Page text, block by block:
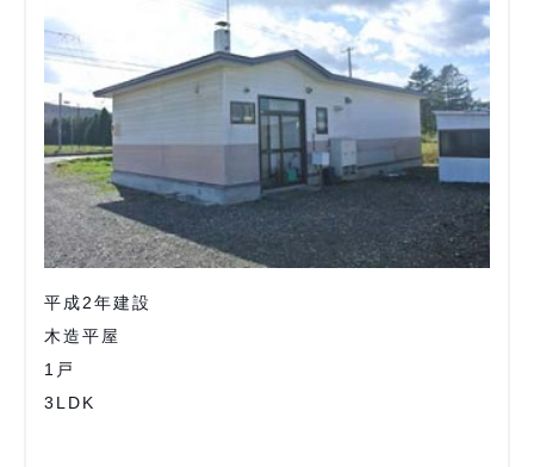
平成2年建設
木造平屋
1戸
3LDK